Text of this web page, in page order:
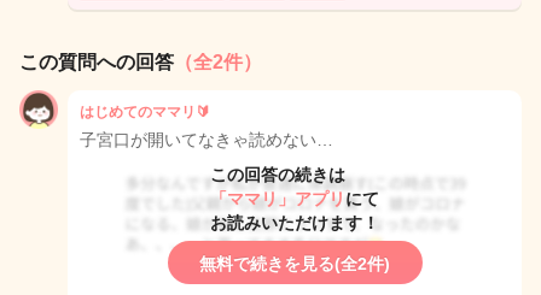
この質問への回答 （全2件）
はじめてのママリ🔰
子宮口が開いてなきゃ読めない…
この回答の続きは
「ママリ」アプリ にて
お読みいただけます！
無料で続きを見る(全2件)